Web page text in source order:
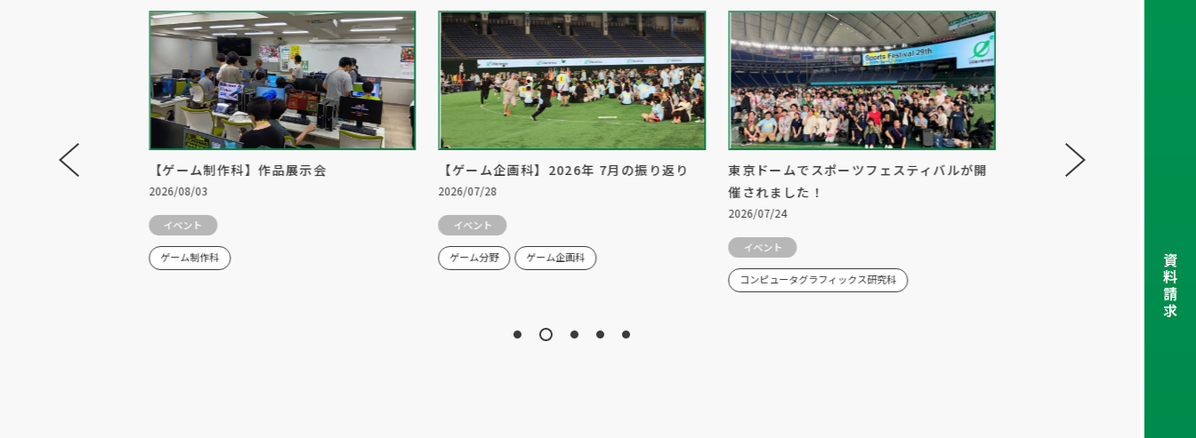
生対象の「スペシ
【ゲーム制作科】作品展示会
2026/08/03
イベント
ゲーム制作科
【ゲーム企画科】2026年 7月の振り返り
2026/07/28
イベント
ゲーム分野 ゲーム企画科
東京ドームでスポーツフェスティバルが開
催されました！
2026/07/24
イベント
コンピュータグラフィックス研究科
第29回スポーツフェスティ
資
料
請
求